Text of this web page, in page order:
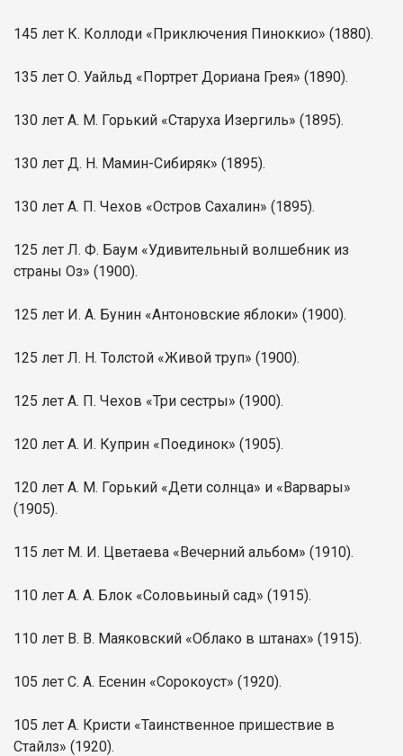
145 лет К. Коллоди «Приключения Пиноккио» (1880).
135 лет О. Уайльд «Портрет Дориана Грея» (1890).
130 лет А. М. Горький «Старуха Изергиль» (1895).
130 лет Д. Н. Мамин-Сибиряк» (1895).
130 лет А. П. Чехов «Остров Сахалин» (1895).
125 лет Л. Ф. Баум «Удивительный волшебник из
страны Оз» (1900).
125 лет И. А. Бунин «Антоновские яблоки» (1900).
125 лет Л. Н. Толстой «Живой труп» (1900).
125 лет А. П. Чехов «Три сестры» (1900).
120 лет А. И. Куприн «Поединок» (1905).
120 лет А. М. Горький «Дети солнца» и «Варвары»
(1905).
115 лет М. И. Цветаева «Вечерний альбом» (1910).
110 лет А. А. Блок «Соловьиный сад» (1915).
110 лет В. В. Маяковский «Облако в штанах» (1915).
105 лет С. А. Есенин «Сорокоуст» (1920).
105 лет А. Кристи «Таинственное пришествие в
Стайлз» (1920).